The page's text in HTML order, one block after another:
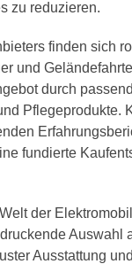
zu reduzieren.
finden sich
und
durch
Pflegeprodukte.
fundierte
der
Auswahl
Ausstattung